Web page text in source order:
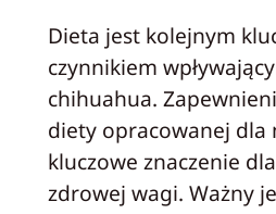
Dieta jest kolejnym
czynnikiem
chihuahua.
diety opracowanej dla
kluczowe znaczenie
zdrowej wagi. Ważny